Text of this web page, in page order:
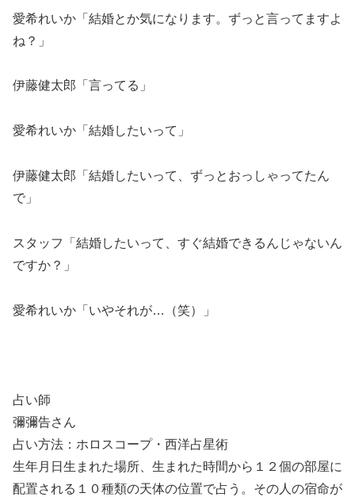
愛希れいか「結婚とか気になります。ずっと言ってますよ
ね？」
伊藤健太郎「言ってる」
愛希れいか「結婚したいって」
伊藤健太郎「結婚したいって、ずっとおっしゃってたん
で」
スタッフ「結婚したいって、すぐ結婚できるんじゃないん
ですか？」
愛希れいか「いやそれが…（笑）」
占い師
彌彌告さん
占い方法：ホロスコープ・西洋占星術
生年月日生まれた場所、生まれた時間から１２個の部屋に
配置される１０種類の天体の位置で占う。その人の宿命が